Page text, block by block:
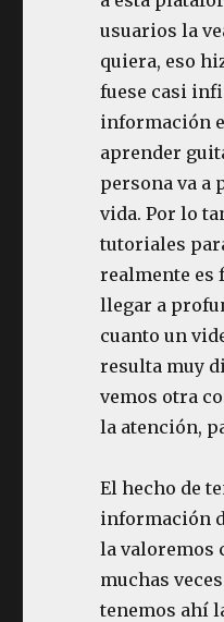
usuarios la
quiera, eso
fuese casi
información
aprender
persona va a
vida. Por lo
tutoriales
realmente es
llegar a
cuanto un
resulta muy
vemos otra
la atención,
El hecho de
información
la valoremos
muchas
tenemos ahí